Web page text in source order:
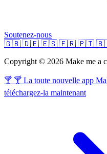
Soutenez-nous
🇬🇧 🇩🇪 🇪🇸 🇫🇷 🇵🇹
Copyright © 2026 Make me a
🍸 🍸 La toute nouvelle app
téléchargez-la maintenant